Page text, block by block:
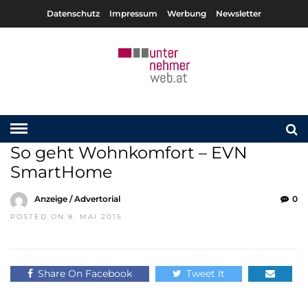
Datenschutz Impressum Werbung Newsletter
So geht Wohnkomfort – EVN
SmartHome
Anzeige / Advertorial
POSTED ON 8. MAI 2015
0
Share On Facebook Tweet It